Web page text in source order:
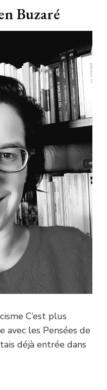
Buzaré
C’est plus
avec les Pensées de
déjà entrée dans